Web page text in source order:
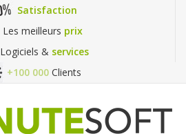
Satisfaction
Les meilleurs prix
Logiciels & services
+100 000 Clients